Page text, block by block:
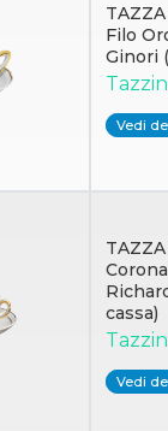
Filo
Ginori
Vedi
cassa)
Vedi